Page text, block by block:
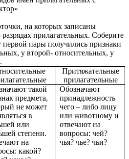
на которых записаны
разрядах прилагательных. Соберите
первой пары получились признаки
у второй- относительных, у
Притяжательные
прилагательные
такой
предмета,
не может
в
или
степени.
на
какой?
Обозначают
принадлежность
чего – либо лицу
или животному и
отвечают на
вопросы: чей?
чья? чье? чьи?